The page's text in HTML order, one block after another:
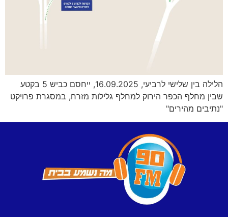
הלילה בין שלישי לרביעי, 16.09.2025, ייחסם כביש 5 בקטע
שבין מחלף הכפר הירוק למחלף גלילות מזרח, במסגרת פרויקט
"נתיבים מהירים"